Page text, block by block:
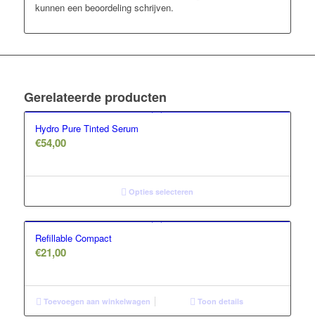
kunnen een beoordeling schrijven.
Gerelateerde producten
Hydro Pure Tinted Serum
€54,00
Opties selecteren
Refillable Compact
€21,00
Toevoegen aan winkelwagen Toon details